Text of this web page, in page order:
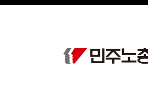
메뉴 건너뛰기
Sketchbook5, 스케치북5